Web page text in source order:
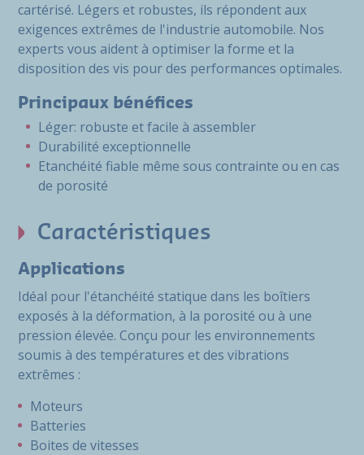
cartérisé. Légers et robustes, ils répondent aux
exigences extrêmes de l'industrie automobile. Nos
experts vous aident à optimiser la forme et la
disposition des vis pour des performances optimales.
Principaux bénéfices
Léger: robuste et facile à assembler
Durabilité exceptionnelle
Etanchéité fiable même sous contrainte ou en cas
de porosité
Caractéristiques
Applications
Idéal pour l'étanchéité statique dans les boîtiers
exposés à la déformation, à la porosité ou à une
pression élevée. Conçu pour les environnements
soumis à des températures et des vibrations
extrêmes :
Moteurs
Batteries
Boites de vitesses